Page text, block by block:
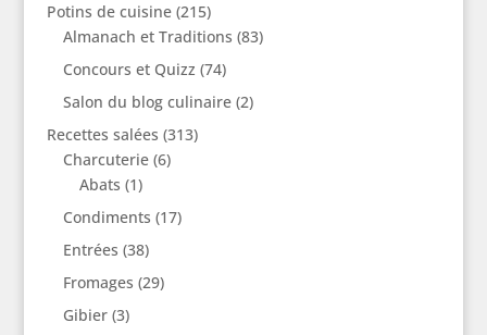
Potins de cuisine(215)
Almanach et Traditions (83)
Concours et Quizz (74)
Salon du blog culinaire(2)
Recettes salées (313)
Charcuterie(6)
Abats (1)
Condiments (17)
Entrées (38)
Fromages (29)
Gibier(3)